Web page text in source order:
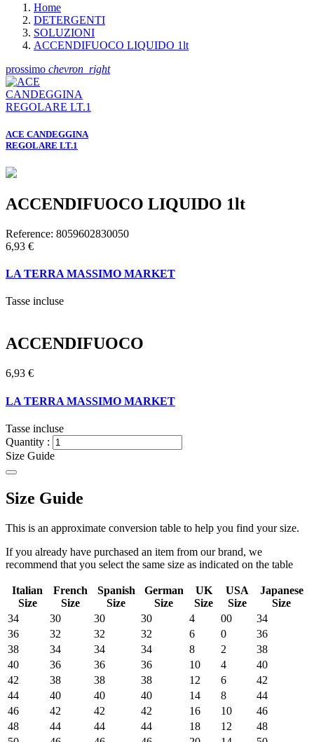
Home
DETERGENTI
SOLUZIONI
ACCENDIFUOCO LIQUIDO 1lt
prossimo chevron_right
ACE CANDEGGINA
REGOLARE LT.1
ACCENDIFUOCO LIQUIDO 1lt
Reference: 8059602830050
6,93 €
LA TERRA MASSIMO MARKET
Tasse incluse
ACCENDIFUOCO
6,93 €
LA TERRA MASSIMO MARKET
Tasse incluse
Quantity :
Size Guide
Size Guide
This is an approximate conversion table to help you find your size.
If you already have purchased an item from our brand, we
recommend that you select the same size as indicated on the table
Italian
Size
French
Size
Spanish
Size
German
Size
UK
Size
USA
Size
Japanese
Size
34
30 30 30 4 00
34
36
32 32 32 6 0
36
38
34 34 34 8 2
38
40
36 36 36 10 4
40
42
38 38 38 12 6
42
44
40 40 40 14 8
44
46
42 42 42 16 10
46
48
44 44 44 18 12
48